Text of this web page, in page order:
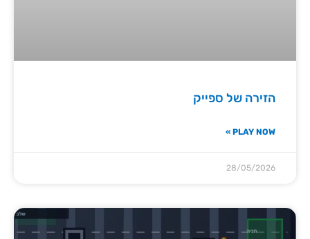
הזירה של ספייק
PLAY NOW »
28/05/2026